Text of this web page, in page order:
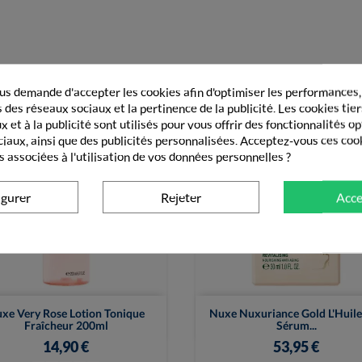
Very Rose Lotion Tonique
Fraîcheur 200ml
14,90 €
Vue rapide
Nuxe Nuxuriance Gold
Sérum...
53,95 €
Vue rapide
demande d'accepter les cookies afin d'optimiser les
réseaux sociaux et la pertinence de la publicité. Les cookies
et à la publicité sont utilisés pour vous offrir des fonctionnalités
ainsi que des publicités personnalisées. Acceptez-vous ces
associées à l'utilisation de vos données personnelles ?
Rejeter